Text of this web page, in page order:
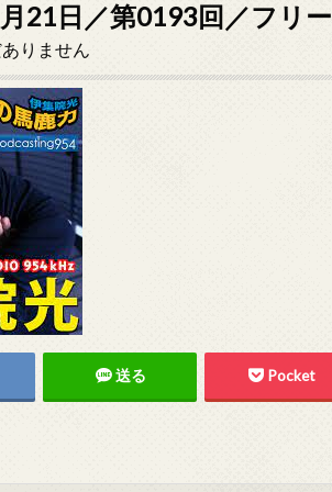
21日／第0193回／フリー
りません
送る Pocket